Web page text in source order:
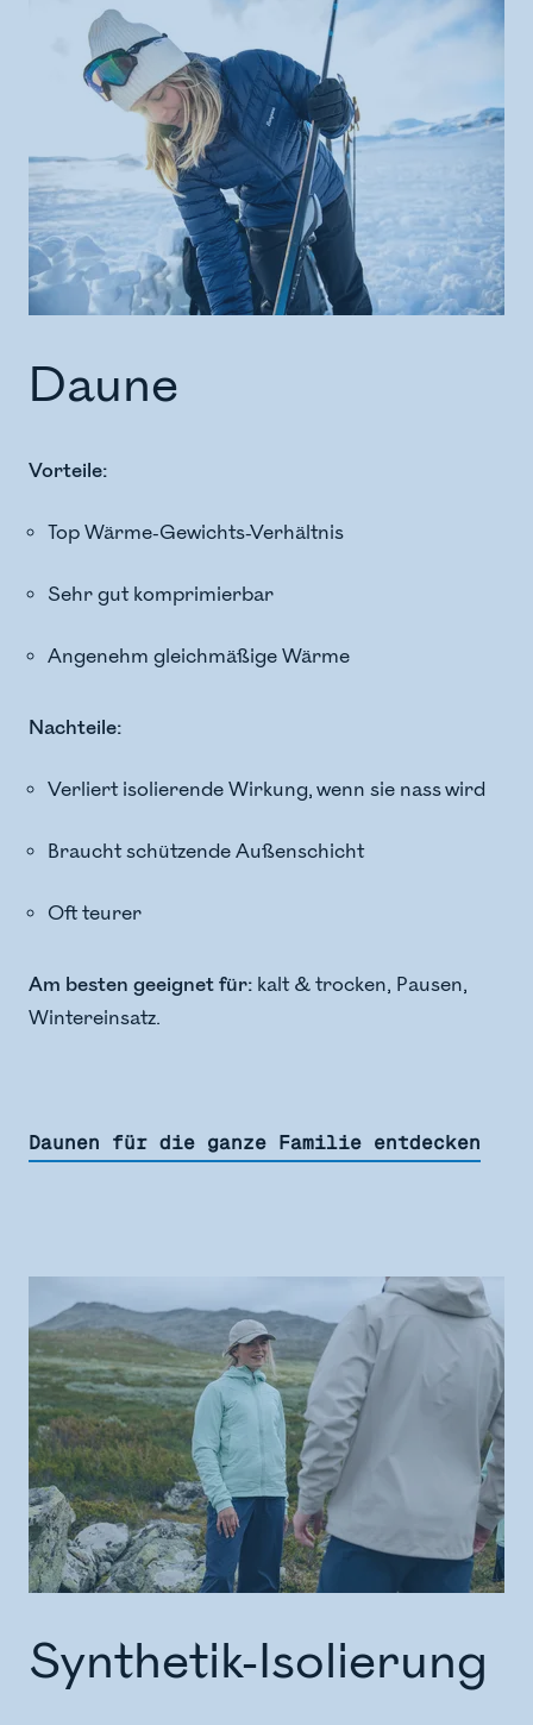
Daune
Vorteile:
Top Wärme-Gewichts-Verhältnis
Sehr gut komprimierbar
Angenehm gleichmäßige Wärme
Nachteile:
Verliert isolierende Wirkung, wenn sie nass wird
Braucht schützende Außenschicht
Oft teurer
Am besten geeignet für: kalt & trocken, Pausen,
Wintereinsatz.
Daunen für die ganze Familie entdecken
Synthetik-Isolierung